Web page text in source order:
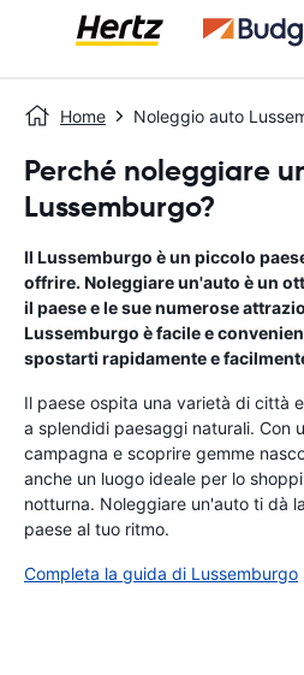
Home Noleggio auto
Perché noleggiare
Lussemburgo?
Il Lussemburgo è un piccolo
offrire. Noleggiare un'auto è un
il paese e le sue numerose
Lussemburgo è facile e
spostarti rapidamente e
Il paese ospita una varietà di città
a splendidi paesaggi naturali. Con
campagna e scoprire gemme
anche un luogo ideale per lo
notturna. Noleggiare un'auto ti dà
paese al tuo ritmo.
Completa la guida di Lussemburgo